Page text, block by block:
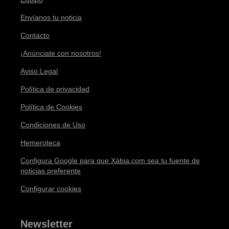
Envíanos tu noticia
Contacto
¡Anúnciate con nosotros!
Aviso Legal
Política de privacidad
Política de Cookies
Condiciones de Uso
Hemeroteca
Configura Google para que Xàbia.com sea tu fuente de
noticias preferente
Configurar cookies
Newsletter